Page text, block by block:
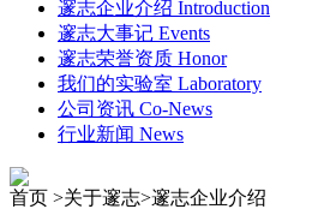
邃志企业介绍 Introduction
邃志大事记 Events
邃志荣誉资质 Honor
我们的实验室 Laboratory
公司资讯 Co-News
行业新闻 News
首页 >关于邃志>邃志企业介绍